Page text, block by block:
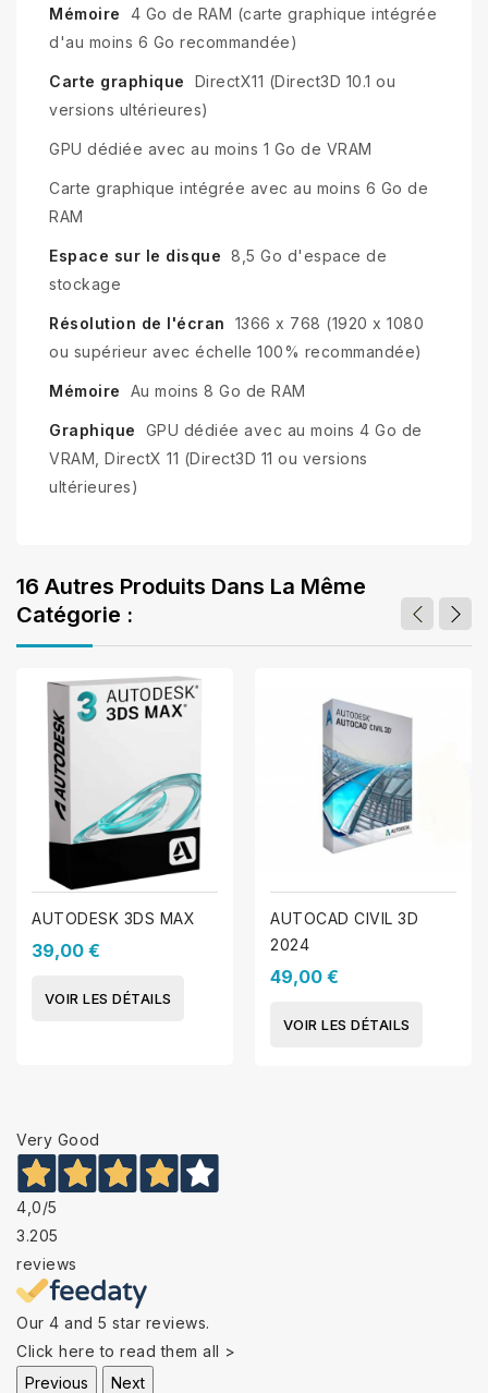
Mémoire
4 Go de RAM (carte graphique intégrée
d'au moins 6 Go recommandée)
Carte graphique
DirectX11 (Direct3D 10.1 ou
versions ultérieures)
GPU dédiée avec au moins 1 Go de VRAM
Carte graphique intégrée avec au moins 6 Go de
RAM
Espace sur le disque 8,5 Go d'espace de
stockage
Résolution de l'écran
1366 x 768 (1920 x 1080
ou supérieur avec échelle 100% recommandée)
Mémoire Au moins 8 Go de RAM
Graphique
GPU dédiée avec au moins 4 Go de
VRAM, DirectX 11 (Direct3D 11 ou versions
ultérieures)
16 Autres Produits Dans La Même
Catégorie :
AUTODESK 3DS MAX
39,00 €
VOIR LES DÉTAILS
AUTOCAD CIVIL 3D
2024
49,00 €
VOIR LES DÉTAILS
Very Good
4,0/5
3.205
reviews
Our 4 and 5 star reviews.
Click here to read them all >
Previous
Next